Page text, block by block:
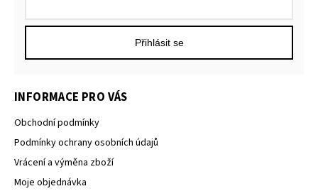
Přihlásit se
INFORMACE PRO VÁS
Obchodní podmínky
Podmínky ochrany osobních údajů
Vrácení a výměna zboží
Moje objednávka